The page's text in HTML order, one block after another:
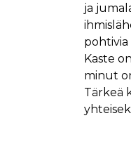
ja
pohtivia
Kaste
minut
Tärkeä